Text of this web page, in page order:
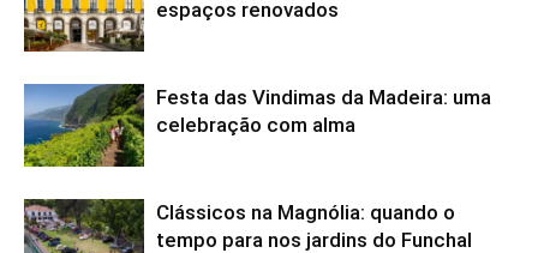
espaços renovados
Festa das Vindimas da Madeira: uma
celebração com alma
Clássicos na Magnólia: quando o
tempo para nos jardins do Funchal